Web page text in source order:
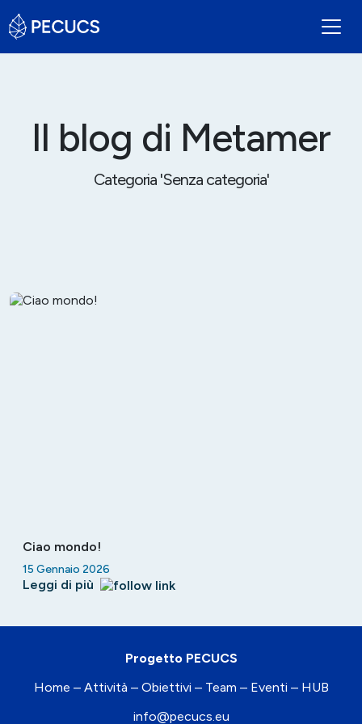
Il blog di Metamer
Categoria 'Senza categoria'
Ciao mondo!
15 Gennaio 2026
Leggi di più
Progetto PECUCS
Home – Attività – Obiettivi – Team – Eventi – HUB
info@pecucs.eu